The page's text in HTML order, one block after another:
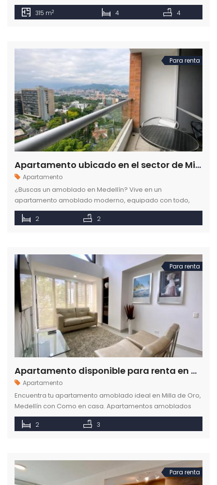
ambiente y con todas las comodidades, este es el lugar
ideal para ti.
315 m2 4 4
Para renta
Apartamento ubicado en el sector de Milla de Oro en la ciudad de Medellín
Apartamento
¿Buscas un amoblado en Medellín? Vive en un
apartamento amoblado moderno, equipado con todo,
con vista increíble en el sector de Milla de Oro en Medellín.
2 2
Para renta
Apartamento disponible para renta en Milla de Oro en Medellín Poblado
Apartamento
Encuentra tu apartamento amoblado ideal en Milla de Oro,
Medellín con Como en casa. Apartamentos amoblados
con todo incluido.Reserva ahora.
2 3
Para renta